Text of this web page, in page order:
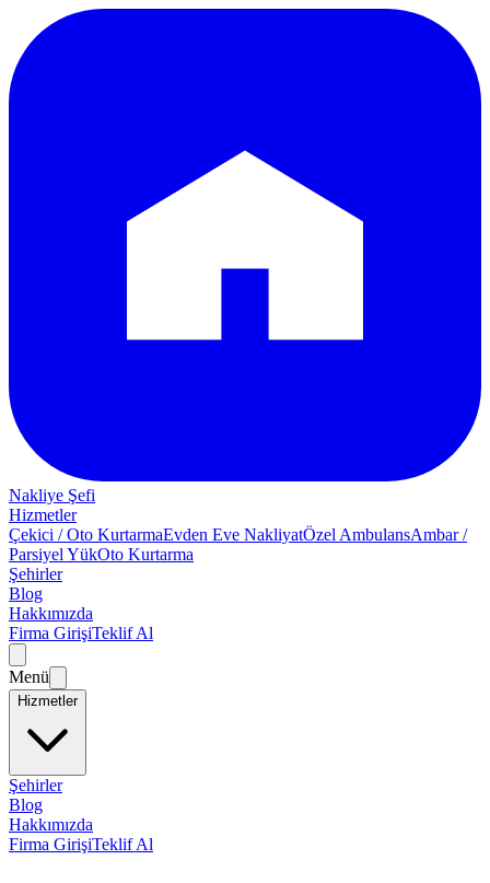
Nakliye Şefi
Hizmetler
Çekici / Oto KurtarmaEvden Eve NakliyatÖzel AmbulansAmbar /
Parsiyel YükOto Kurtarma
Şehirler
Blog
Hakkımızda
Firma GirişiTeklif Al
Menü
Hizmetler
Şehirler
Blog
Hakkımızda
Firma GirişiTeklif Al